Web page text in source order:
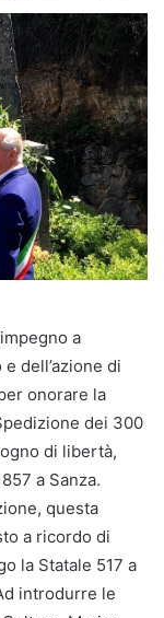
a
dell’azione di
onorare la
dei 300
di libertà,
a Sanza.
questa
a ricordo di
la Statale 517 a
introdurre le